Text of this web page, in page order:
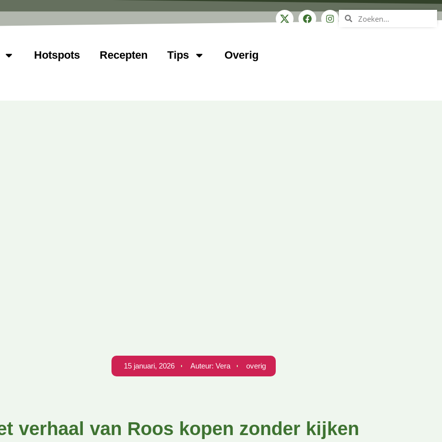
Hotspots Recepten Tips Overig
15 januari, 2026 Auteur: Vera overig
verhaal van Roos kopen zonder kijken